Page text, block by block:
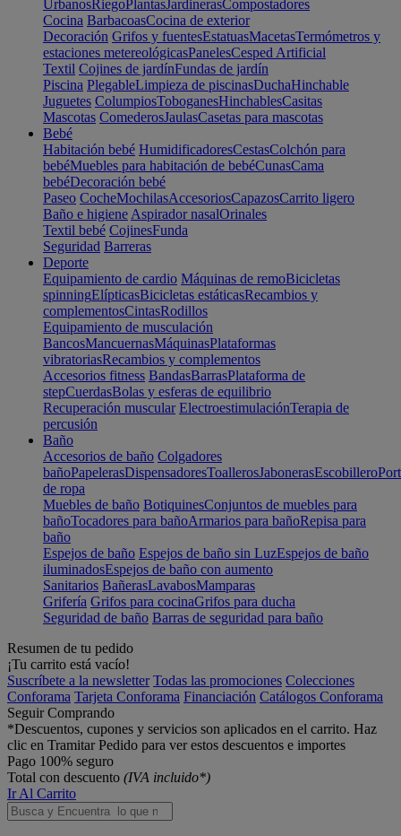
UrbanosRiegoPlantasJardinerasCompostadores
Cocina BarbacoasCocina de exterior
Decoración Grifos y fuentesEstatuasMacetasTermómetros y
estaciones metereológicasPanelesCesped Artificial
Textil Cojines de jardínFundas de jardín
Piscina PlegableLimpieza de piscinasDuchaHinchable
Juguetes ColumpiosToboganesHinchablesCasitas
Mascotas ComederosJaulasCasetas para mascotas
Bebé
Habitación bebé HumidificadoresCestasColchón para
bebéMuebles para habitación de bebéCunasCama
bebéDecoración bebé
Paseo CocheMochilasAccesoriosCapazosCarrito ligero
Baño e higiene Aspirador nasalOrinales
Textil bebé CojinesFunda
Seguridad Barreras
Deporte
Equipamiento de cardio Máquinas de remoBicicletas
spinningElípticasBicicletas estáticasRecambios y
complementosCintasRodillos
Equipamiento de musculación
BancosMancuernasMáquinasPlataformas
vibratoriasRecambios y complementos
Accesorios fitness BandasBarrasPlataforma de
stepCuerdasBolas y esferas de equilibrio
Recuperación muscular ElectroestimulaciónTerapia de
percusión
Baño
Accesorios de baño Colgadores
bañoPapelerasDispensadoresToallerosJabonerasEscobillero
de ropa
Muebles de baño BotiquinesConjuntos de muebles para
bañoTocadores para bañoArmarios para bañoRepisa para
baño
Espejos de baño Espejos de baño sin LuzEspejos de baño
iluminadosEspejos de baño con aumento
Sanitarios BañerasLavabosMamparas
Grifería Grifos para cocinaGrifos para ducha
Seguridad de baño Barras de seguridad para baño
Resumen de tu pedido
¡Tu carrito está vacío!
Suscríbete a la newsletter Todas las promociones Colecciones
Conforama Tarjeta Conforama Financiación Catálogos Conforama
Seguir Comprando
*Descuentos, cupones y servicios son aplicados en el carrito. Haz
clic en Tramitar Pedido para ver estos descuentos e importes
Pago 100% seguro
Total con descuento (IVA incluido*)
Ir Al Carrito